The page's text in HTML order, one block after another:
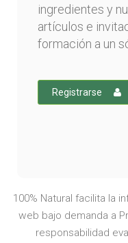
ingredientes y
artículos e
formación a un
Registrarse
100% Natural facilita la
web bajo demanda a
responsabilidad